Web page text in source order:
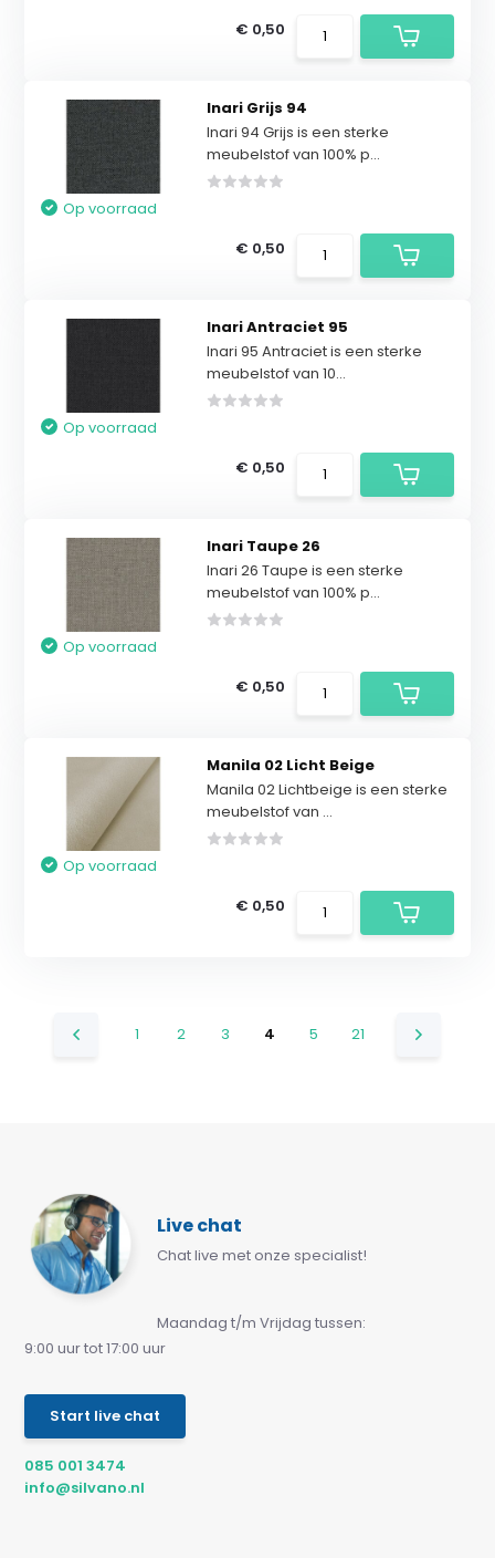
€ 0,50
Inari Grijs 94
Inari 94 Grijs is een sterke
meubelstof van 100% p...
Op voorraad
€ 0,50
Inari Antraciet 95
Inari 95 Antraciet is een sterke
meubelstof van 10...
Op voorraad
€ 0,50
Inari Taupe 26
Inari 26 Taupe is een sterke
meubelstof van 100% p...
Op voorraad
€ 0,50
Manila 02 Licht Beige
Manila 02 Lichtbeige is een sterke
meubelstof van ...
Op voorraad
€ 0,50
1 2 3 4 5 21
Live chat
Chat live met onze specialist!
Maandag t/m Vrijdag tussen:
9:00 uur tot 17:00 uur
Start live chat
085 001 3474
info@silvano.nl